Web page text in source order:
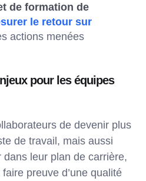
de formation de
le retour sur
actions menées
pour les équipes
de devenir plus
de travail, mais aussi
leur plan de carrière,
preuve d’une qualité